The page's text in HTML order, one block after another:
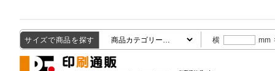
サイズで商品を探す 横 mm